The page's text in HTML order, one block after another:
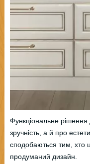
Функціональне
зручність, а й про
сподобаються тим, хто
продуманий дизайн.